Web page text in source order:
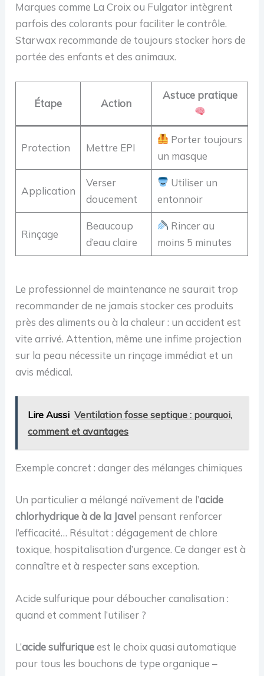
Marques comme La Croix ou Fulgator intègrent
parfois des colorants pour faciliter le contrôle.
Starwax recommande de toujours stocker hors de
portée des enfants et des animaux.
Étape Action
Astuce pratique
Protection Mettre EPI
Porter toujours
un masque
Application
Verser
doucement
Utiliser un
entonnoir
Rinçage
Beaucoup
d’eau claire
Rincer au
moins 5 minutes
Le professionnel de maintenance ne saurait trop
recommander de ne jamais stocker ces produits
près des aliments ou à la chaleur : un accident est
vite arrivé. Attention, même une infime projection
sur la peau nécessite un rinçage immédiat et un
avis médical.
Lire Aussi Ventilation fosse septique : pourquoi,
comment et avantages
Exemple concret : danger des mélanges chimiques
Un particulier a mélangé naïvement de l’acide
chlorhydrique à de la Javel pensant renforcer
l’efficacité… Résultat : dégagement de chlore
toxique, hospitalisation d’urgence. Ce danger est à
connaître et à respecter sans exception.
Acide sulfurique pour déboucher canalisation :
quand et comment l’utiliser ?
L’acide sulfuriqueest le choix quasi automatique
pour tous les bouchons de type organique –